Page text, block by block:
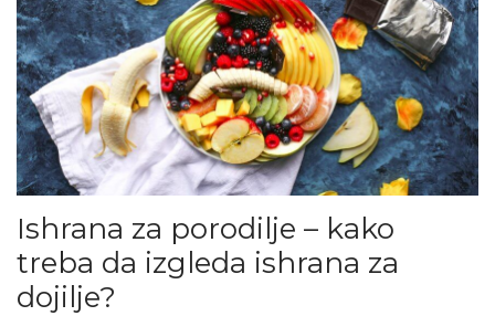
Ishrana za porodilje – kako
treba da izgleda ishrana za
dojilje?